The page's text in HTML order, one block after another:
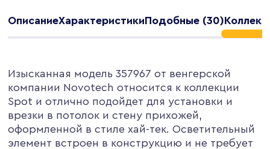
ОписаниеХарактеристикиПодобные (30)
Изысканная модель 357967 от венгерской
компании Novotech относится к коллекции
Spot и отлично подойдет для установки и
врезки в потолок и стену прихожей,
оформленной в стиле хай-тек. Осветительный
элемент встроен в конструкцию и не требует